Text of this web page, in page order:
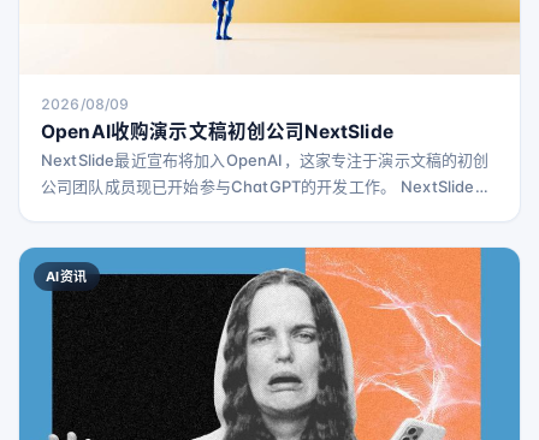
2026/08/09
OpenAI收购演示文稿初创公司NextSlide
NextSlide最近宣布将加入OpenAI，这家专注于演示文稿的初创
公司团队成员现已开始参与ChatGPT的开发工作。 NextSlide官
Beshry表示，公司的最终目标是“让视觉交流更加普及，帮助更多
人清晰表达他们的想法”。因此，加入OpenAI后，团队将继续秉
持这一使命
AI资讯